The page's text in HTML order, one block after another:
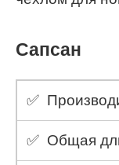
Сапсан
✅
✅ Общая